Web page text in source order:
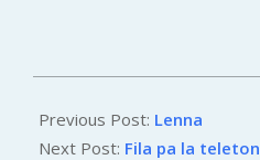
11-
28
Previous Post: Lenna
Next Post: Fila pa la teleton